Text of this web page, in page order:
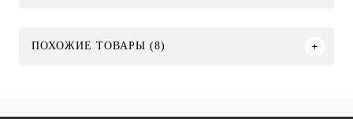
ПОХОЖИЕ ТОВАРЫ (8)